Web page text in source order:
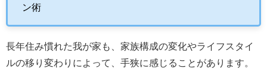
ン術
長年住み慣れた我が家も、家族構成の変化やライフスタイ
ルの移り変わりによって、手狭に感じることがあります。